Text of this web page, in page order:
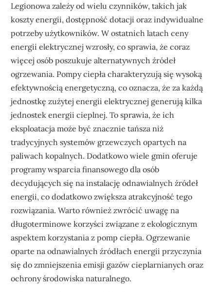
Legionowa zależy od wielu czynników, takich jak
koszty energii, dostępność dotacji oraz indywidualne
potrzeby użytkowników. W ostatnich latach ceny
energii elektrycznej wzrosły, co sprawia, że coraz
więcej osób poszukuje alternatywnych źródeł
ogrzewania. Pompy ciepła charakteryzują się wysoką
efektywnością energetyczną, co oznacza, że za każdą
jednostkę zużytej energii elektrycznej generują kilka
jednostek energii cieplnej. To sprawia, że ich
eksploatacja może być znacznie tańsza niż
tradycyjnych systemów grzewczych opartych na
paliwach kopalnych. Dodatkowo wiele gmin oferuje
programy wsparcia finansowego dla osób
decydujących się na instalację odnawialnych źródeł
energii, co dodatkowo zwiększa atrakcyjność tego
rozwiązania. Warto również zwrócić uwagę na
długoterminowe korzyści związane z ekologicznym
aspektem korzystania z pomp ciepła. Ogrzewanie
oparte na odnawialnych źródłach energii przyczynia
się do zmniejszenia emisji gazów cieplarnianych oraz
ochrony środowiska naturalnego.